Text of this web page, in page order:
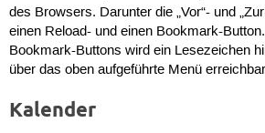
des Browsers. Darunter die „Vor“- und
einen Reload- und einen Bookmark-
Bookmark-Buttons wird ein Lesezeichen
über das oben aufgeführte Menü
Kalender